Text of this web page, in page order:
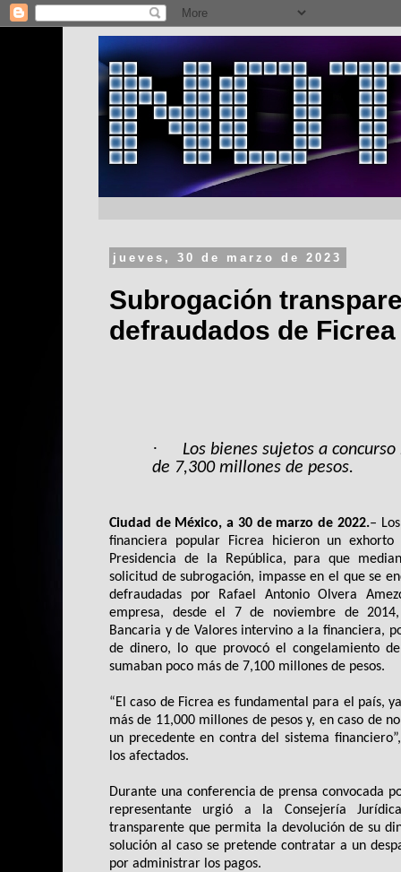
jueves, 30 de marzo de 2023
Subrogación
defraudados de Ficrea
·
Los bienes sujetos a
de 7,300 millones de pesos.
Ciudad de México, a 30 de marzo de 2022.‒
financiera popular Ficrea hicieron un
Presidencia de la República, para que
solicitud de subrogación, impasse en el que se
defraudadas por Rafael Antonio Olvera
empresa, desde el 7 de noviembre de
Bancaria y de Valores intervino a la financiera,
de dinero, lo que provocó el congelamiento
sumaban poco más de 7,100 millones de pesos.
“El caso de Ficrea es fundamental para el país,
más de 11,000 millones de pesos y, en caso de
un precedente en contra del sistema
los afectados.
Durante una conferencia de prensa convocada
representante urgió a la Consejería
transparente que permita la devolución de su
solución al caso se pretende contratar a un
por administrar los pagos.